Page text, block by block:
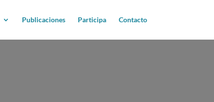
Publicaciones Participa Contacto